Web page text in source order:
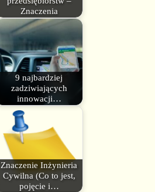
Znaczenia
9 najbardziej
zadziwiających
innowacji…
Znaczenie Inżynieria
Cywilna (Co to jest,
pojęcie i…